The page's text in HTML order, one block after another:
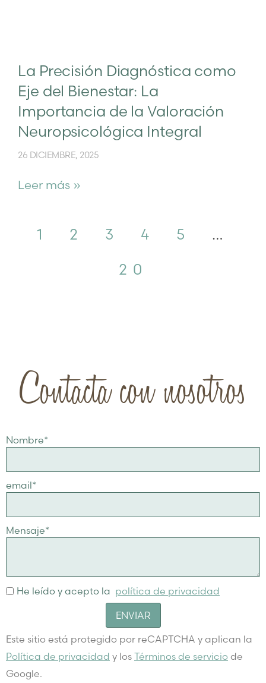
La Precisión Diagnóstica como
Eje del Bienestar: La
Importancia de la Valoración
Neuropsicológica Integral
26 DICIEMBRE, 2025
Leer más »
1 2 3 4 5
…
20
Contacta con nosotros
Nombre*
email*
Mensaje*
He leído y acepto la política de privacidad
ENVIAR
Este sitio está protegido por reCAPTCHA y aplican la
Política de privacidad y los Términos de servicio de
Google.